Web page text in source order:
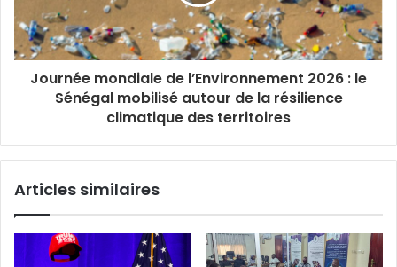
Journée mondiale de l’Environnement 2026 : le
Sénégal mobilisé autour de la résilience
climatique des territoires
Articles similaires